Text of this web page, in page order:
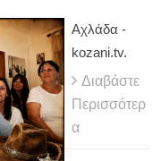
Αχλάδα -
kozani.tv.
Διαβάστε
Περισσότερ
α